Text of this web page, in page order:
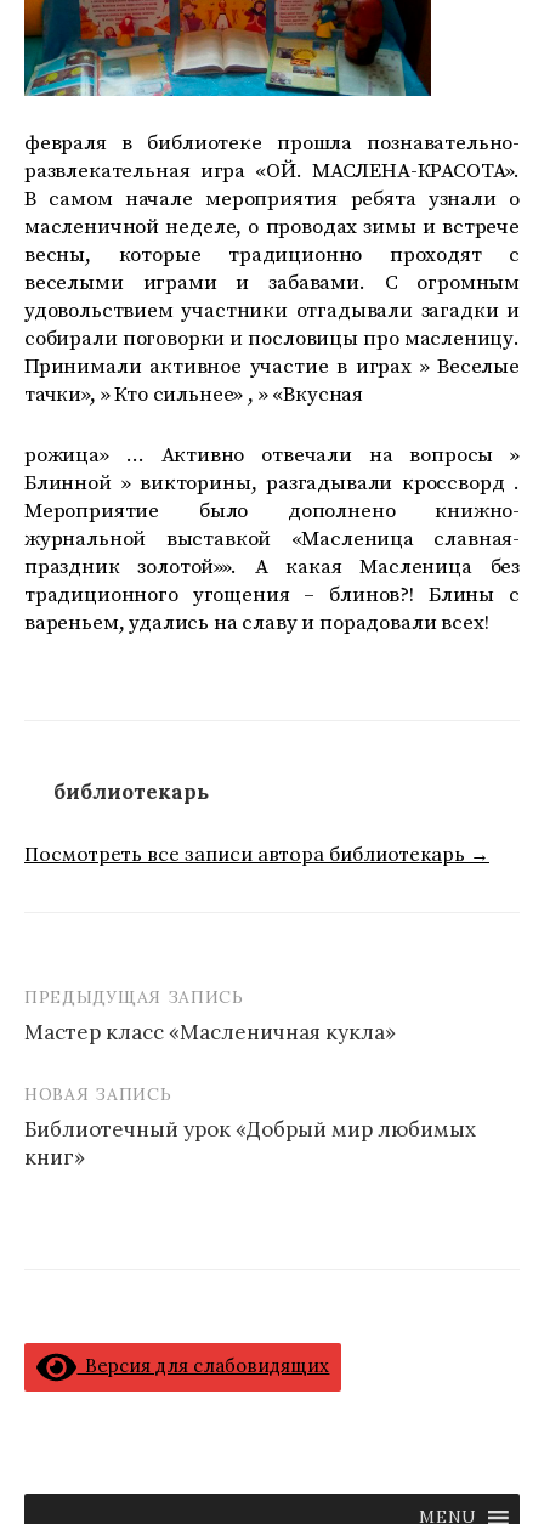
февраля в библиотеке прошла познавательно-
развлекательная игра «ОЙ. МАСЛЕНА-КРАСОТА».
В самом начале мероприятия ребята узнали о
масленичной неделе, о проводах зимы и встрече
весны, которые традиционно проходят с
веселыми играми и забавами. С огромным
удовольствием участники отгадывали загадки и
собирали поговорки и пословицы про масленицу.
Принимали активное участие в играх » Веселые
тачки», » Кто сильнее» , » «Вкусная
рожица» … Активно отвечали на вопросы »
Блинной » викторины, разгадывали кроссворд .
Мероприятие было дополнено книжно-
журнальной выставкой «Масленица славная-
праздник золотой»». А какая Масленица без
традиционного угощения – блинов?! Блины с
вареньем, удались на славу и порадовали всех!
библиотекарь
Посмотреть все записи автора библиотекарь →
Навигация
записям
ПРЕДЫДУЩАЯ ЗАПИСЬ
Мастер класс «Масленичная кукла»
НОВАЯ ЗАПИСЬ
Библиотечный урок «Добрый мир любимых
книг»
Версия для слабовидящих
MENU